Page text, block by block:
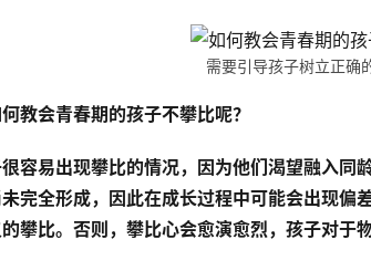
需要引导孩子树立正确
教会青春期的孩子不攀比呢？
容易出现攀比的情况，因为他们渴望融入同
完全形成，因此在成长过程中可能会出现偏
攀比。否则，攀比心会愈演愈烈，孩子对于